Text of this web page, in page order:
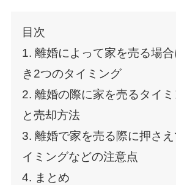
目次
1. 離婚によって家を売る場
き2つのタイミング
2. 離婚の際に家を売るタイ
と売却方法
3. 離婚で家を売る際に押さ
イミングなどの注意点
4. まとめ